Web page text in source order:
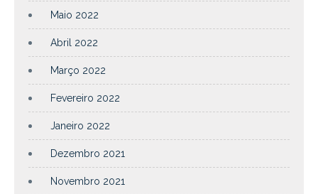
Maio 2022
Abril 2022
Março 2022
Fevereiro 2022
Janeiro 2022
Dezembro 2021
Novembro 2021